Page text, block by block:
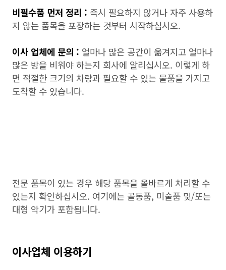
비필수품 먼저 정리 : 즉시 필요하지 않거나 자주 사용하
지 않는 품목을 포장하는 것부터 시작하십시오.
이사 업체에 문의 : 얼마나 많은 공간이 옮겨지고 얼마나
많은 방을 비워야 하는지 회사에 알리십시오. 이렇게 하
면 적절한 크기의 차량과 필요할 수 있는 물품을 가지고
도착할 수 있습니다.
전문 품목이 있는 경우 해당 품목을 올바르게 처리할 수
있는지 확인하십시오. 여기에는 골동품, 미술품 및/또는
대형 악기가 포함됩니다.
이사업체 이용하기